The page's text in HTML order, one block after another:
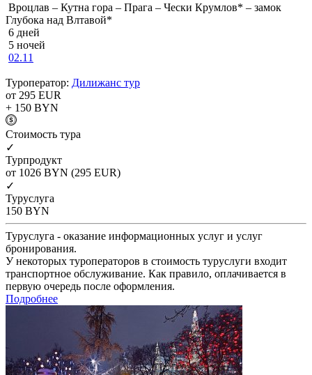
Вроцлав – Кутна гора – Прага – Чески Крумлов* – замок
Глубока над Влтавой*
6 дней
5 ночей
02.11
Туроператор: Дилижанс тур
от 295 EUR
+ 150 BYN
Cтоимость тура
✓
Турпродукт
от 1026 BYN (295 EUR)
✓
Туруслуга
150 BYN
Туруслуга - оказание информационных услуг и услуг
бронирования.
У некоторых туроператоров в стоимость туруслуги входит
транспортное обслуживание. Как правило, оплачивается в
первую очередь после оформления.
Подробнее